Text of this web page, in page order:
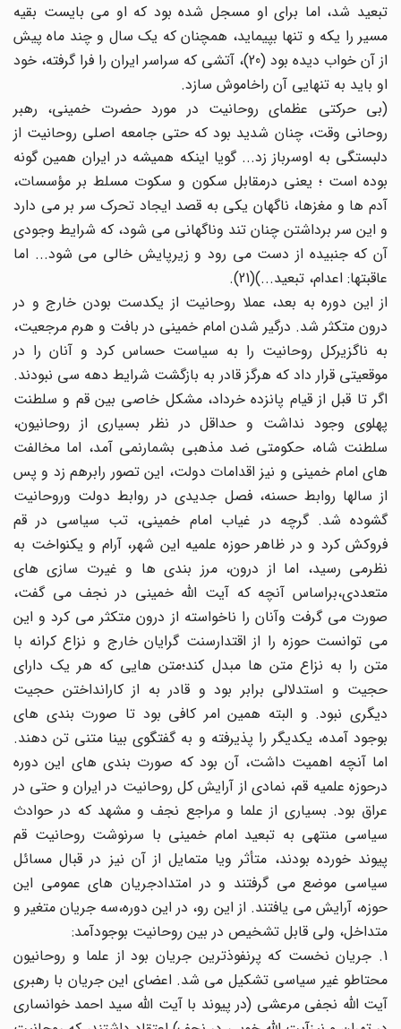
تبعید شد، اما برای او مسجل شده بود که او می بایست بقیه
مسیر را یکه و تنها بپیماید، همچنان که یک سال و چند ماه پیش
از آن خواب دیده بود (20)، آتشی که سراسر ایران را فرا گرفته، خود
او باید به تنهایی آن راخاموش سازد.
(بی حرکتی عظمای روحانیت در مورد حضرت خمینی، رهبر
روحانی وقت، چنان شدید بود که حتی جامعه اصلی روحانیت از
دلبستگی به اوسرباز زد... گویا اینکه همیشه در ایران همین گونه
بوده است ؛ یعنی درمقابل سکون و سکوت مسلط بر مؤسسات،
آدم ها و مغزها، ناگهان یکی به قصد ایجاد تحرک سر بر می دارد
و این سر برداشتن چنان تند وناگهانی می شود، که شرایط وجودی
آن که جنبیده از دست می رود و زیرپایش خالی می شود... اما
عاقبتها: اعدام، تبعید...)(21).
از این دوره به بعد، عملا روحانیت از یکدست بودن خارج و در
درون متکثر شد. درگیر شدن امام خمینی در بافت و هرم مرجعیت،
به ناگزیرکل روحانیت را به سیاست حساس کرد و آنان را در
موقعیتی قرار داد که هرگز قادر به بازگشت شرایط دهه سی نبودند.
اگر تا قبل از قیام پانزده خرداد، مشکل خاصی بین قم و سلطنت
پهلوی وجود نداشت و حداقل در نظر بسیاری از روحانیون،
سلطنت شاه، حکومتی ضد مذهبی بشمارنمی آمد، اما مخالفت
های امام خمینی و نیز اقدامات دولت، این تصور رابرهم زد و پس
از سالها روابط حسنه، فصل جدیدی در روابط دولت وروحانیت
گشوده شد. گرچه در غیاب امام خمینی، تب سیاسی در قم
فروکش کرد و در ظاهر حوزه علمیه این شهر، آرام و یکنواخت به
نظرمی رسید، اما از درون، مرز بندی ها و غیرت سازی های
متعددی،براساس آنچه که آیت الله خمینی در نجف می گفت،
صورت می گرفت وآنان را ناخواسته از درون متکثر می کرد و این
می توانست حوزه را از اقتدارسنت گرایان خارج و نزاع کرانه با
متن را به نزاع متن ها مبدل کند؛متن هایی که هر یک دارای
حجیت و استدلالی برابر بود و قادر به از کارانداختن حجیت
دیگری نبود. و البته همین امر کافی بود تا صورت بندی های
بوجود آمده، یکدیگر را پذیرفته و به گفتگوی بینا متنی تن دهند.
اما آنچه اهمیت داشت، آن بود که صورت بندی های این دوره
درحوزه علمیه قم، نمادی از آرایش کل روحانیت در ایران و حتی در
عراق بود. بسیاری از علما و مراجع نجف و مشهد که در حوادث
سیاسی منتهی به تبعید امام خمینی با سرنوشت روحانیت قم
پیوند خورده بودند، متأثر ویا متمایل از آن نیز در قبال مسائل
سیاسی موضع می گرفتند و در امتدادجریان های عمومی این
حوزه، آرایش می یافتند. از این رو، در این دوره،سه جریان متغیر و
متداخل، ولی قابل تشخیص در بین روحانیت بوجودآمد:
1. جریان نخست که پرنفوذترین جریان بود از علما و روحانیون
محتاطو غیر سیاسی تشکیل می شد. اعضای این جریان با رهبری
آیت الله نجفی مرعشی (در پیوند با آیت الله سید احمد خوانساری